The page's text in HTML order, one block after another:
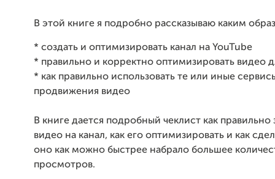
В этой книге я подробно рассказываю каким
* создать и оптимизировать канал на YouTube
* правильно и корректно оптимизировать видео
* как правильно использовать те или иные
продвижения видео
В книге дается подробный чеклист как правильно
видео на канал, как его оптимизировать и как
оно как можно быстрее набрало большее
просмотров.